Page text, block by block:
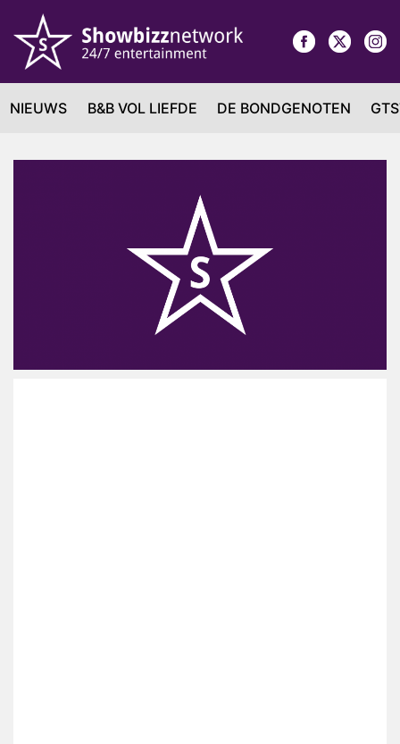
NIEUWS B&B VOL LIEFDE DE BONDGENOTEN